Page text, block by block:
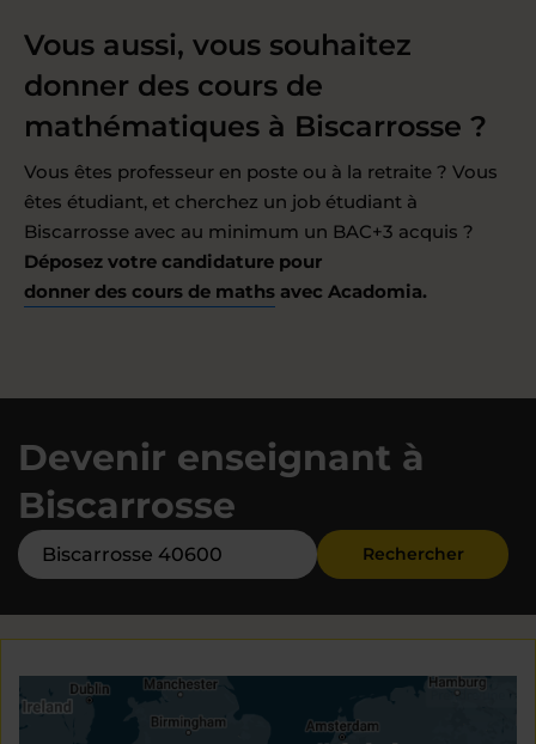
Vous aussi, vous souhaitez
donner des cours de
mathématiques à Biscarrosse ?
Vous êtes professeur en poste ou à la retraite ? Vous
êtes étudiant, et cherchez un job étudiant à
Biscarrosse avec au minimum un BAC+3 acquis ?
Déposez votre candidature pour
donner des cours de maths avec Acadomia.
Devenir enseignant à
Biscarrosse
Rechercher